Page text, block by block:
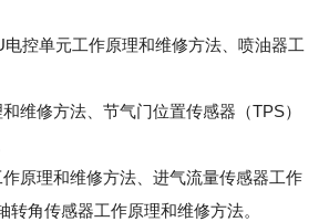
控单元工作原理和维修方法、喷油器工
维修方法、节气门位置传感器（TPS）
原理和维修方法、进气流量传感器工作
转角传感器工作原理和维修方法。